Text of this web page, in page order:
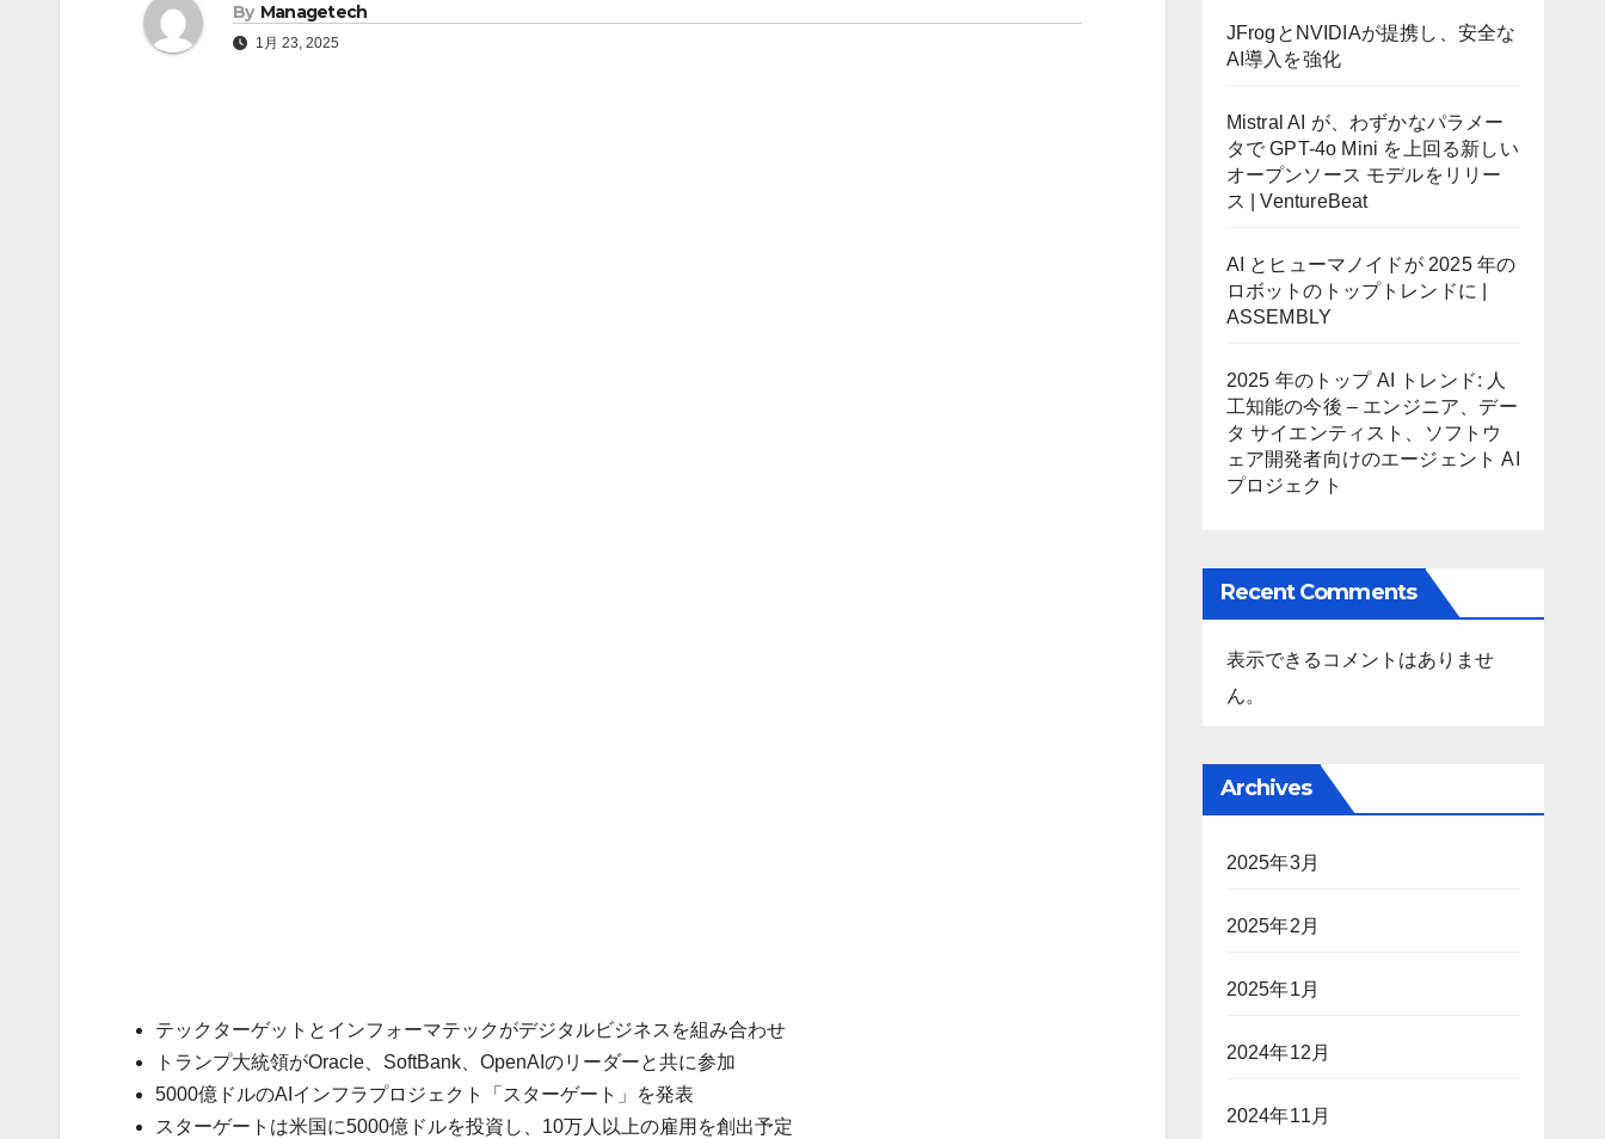
By Managetech
1月 23, 2025
テックターゲットとインフォーマテックがデジタルビジネスを組み合わせ
トランプ大統領がOracle、SoftBank、OpenAIのリーダーと共に参加
5000億ドルのAIインフラプロジェクト「スターゲート」を発表
スターゲートは米国に5000億ドルを投資し、10万人以上の雇用を創出予定
JFrogとNVIDIAが提携し、安全な
AI導入を強化
Mistral AI が、わずかなパラメー
タで GPT-4o Mini を上回る新しい
オープンソース モデルをリリー
ス | VentureBeat
AI とヒューマノイドが 2025 年の
ロボットのトップトレンドに |
ASSEMBLY
2025 年のトップ AI トレンド: 人
工知能の今後 – エンジニア、デー
タ サイエンティスト、ソフトウ
ェア開発者向けのエージェント AI
プロジェクト
Recent Comments
表示できるコメントはありませ
ん。
Archives
2025年3月
2025年2月
2025年1月
2024年12月
2024年11月